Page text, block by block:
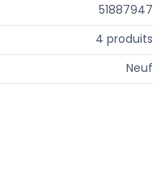
51887947
4 produits
Neuf